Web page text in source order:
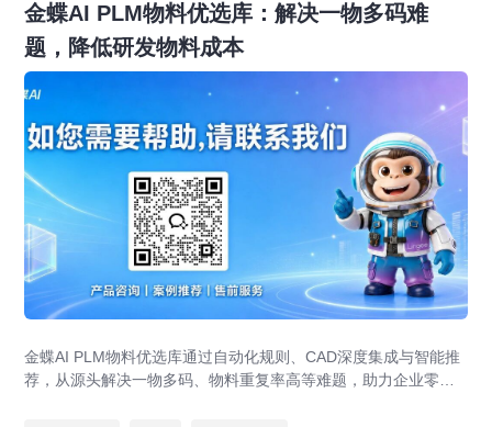
金蝶AI PLM物料优选库：解决一物多码难
题，降低研发物料成本
金蝶AI PLM物料优选库通过自动化规则、CAD深度集成与智能推
荐，从源头解决一物多码、物料重复率高等难题，助力企业零部